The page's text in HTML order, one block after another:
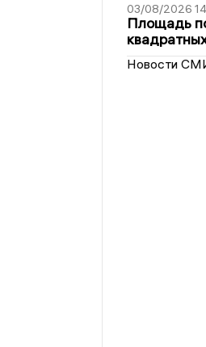
03/08/2026
Площадь
Новости